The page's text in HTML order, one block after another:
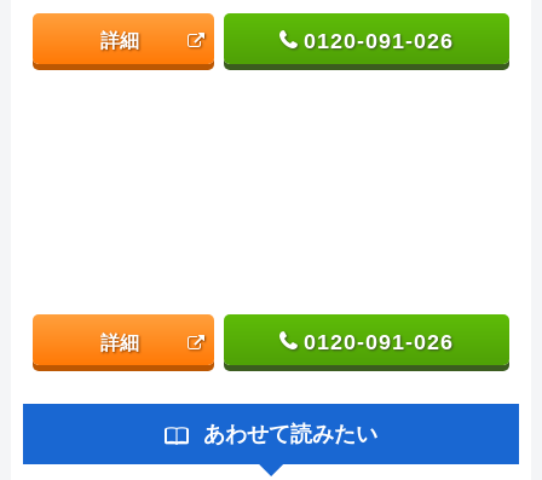
詳細 0120-091-026
詳細 0120-091-026
あわせて読みたい